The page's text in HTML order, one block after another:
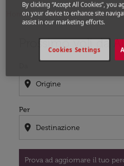
Home Voli Voli per Italia
Prossimo voli da
location_on
Per
location_on
Prova ad aggiornare il tuo
Prova ad aggiornare il
By clicking “Accept All Cookies”, you
on your device to enhance site
assist in our marketing efforts.
Cookies Settings